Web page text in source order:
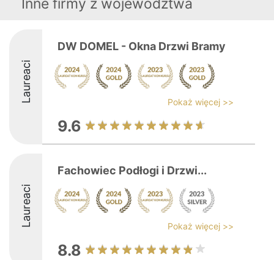
Inne firmy z województwa
Laureaci
DW DOMEL - Okna Drzwi Bramy
Pokaż więcej >>
9.6
Laureaci
Fachowiec Podłogi i Drzwi...
Pokaż więcej >>
8.8